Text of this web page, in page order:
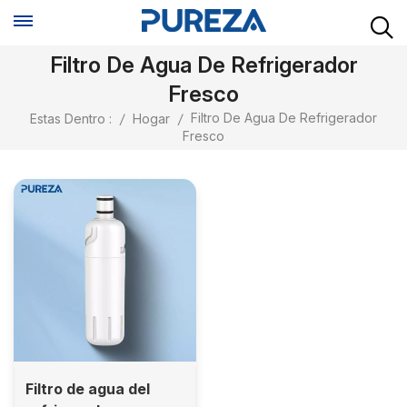
Filtro De Agua De Refrigerador
Fresco
Estas Dentro : / Hogar / Filtro De Agua De Refrigerador
Fresco
Filtro de agua del